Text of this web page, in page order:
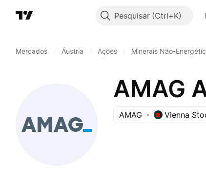
Pesquisar
Mercados Áustria Ações Minerais Não-
AMAG
AMAG Vienna